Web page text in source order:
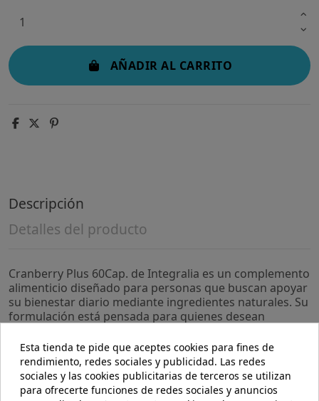
AÑADIR AL CARRITO
Descripción
Detalles del producto
Cranberry Plus 60Cap. de Integralia es un complemento
alimenticio diseñado para personas que buscan apoyar
su bienestar diario mediante ingredientes naturales. Su
formulación está pensada para quienes desean
- Contiene extracto de arándano rojo, reconocido por
su composición en compuestos naturales que
contribuyen a la función urinaria normal.
Esta tienda te pide que aceptes cookies para fines de
rendimiento, redes sociales y publicidad. Las redes
sociales y las cookies publicitarias de terceros se utilizan
para ofrecerte funciones de redes sociales y anuncios